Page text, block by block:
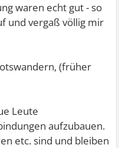
waren echt gut - so
und vergaß völlig mir
(früher
Leute
aufzubauen.
etc. sind und bleiben